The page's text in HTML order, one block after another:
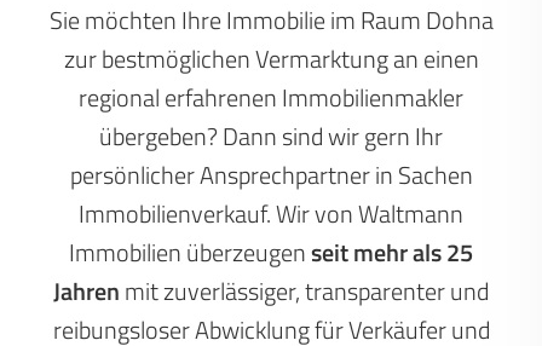
Sie möchten Ihre Immobilie im Raum Dohna
zur bestmöglichen Vermarktung an einen
regional erfahrenen Immobilienmakler
übergeben? Dann sind wir gern Ihr
persönlicher Ansprechpartner in Sachen
Immobilienverkauf. Wir von Waltmann
Immobilien überzeugenseit mehr als 25
Jahrenmit zuverlässiger, transparenter und
reibungsloser Abwicklung für Verkäufer und